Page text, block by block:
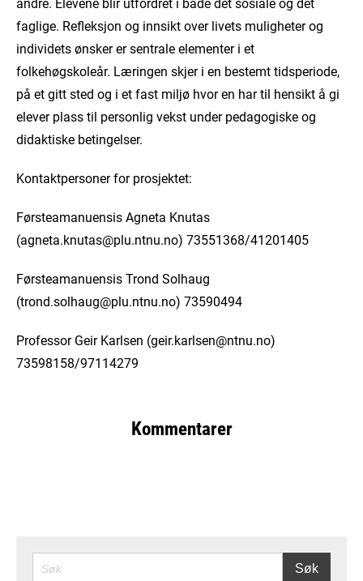
faglige. Refleksjon og innsikt over livets muligheter og
individets ønsker er sentrale elementer i et
folkehøgskoleår. Læringen skjer i en bestemt tidsperiode,
på et gitt sted og i et fast miljø hvor en har til hensikt å gi
elever plass til personlig vekst under pedagogiske og
didaktiske betingelser.
Kontaktpersoner for prosjektet:
Førsteamanuensis Agneta Knutas
(agneta.knutas@plu.ntnu.no) 73551368/41201405
Førsteamanuensis Trond Solhaug
(trond.solhaug@plu.ntnu.no) 73590494
Professor Geir Karlsen (geir.karlsen@ntnu.no)
73598158/97114279
Kommentarer
SØK Søk